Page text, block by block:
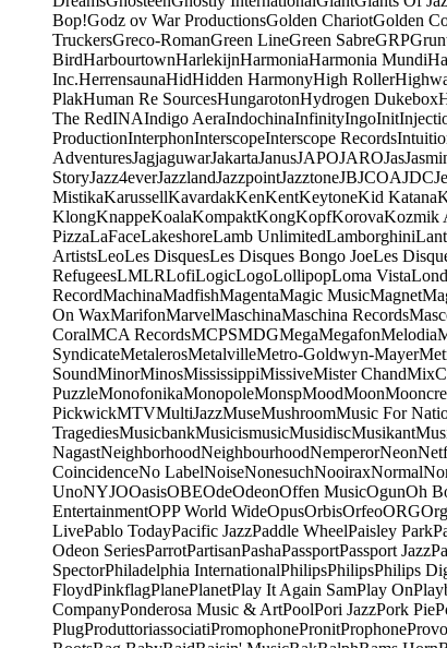
Bop!Godz ov War ProductionsGolden ChariotGolden
TruckersGreco-RomanGreen LineGreen SabreGRP
BirdHarbourtownHarlekijnHarmoniaHarmonia Mundi
Inc.HerrensaunaHidHidden HarmonyHigh Roller
PlakHuman Re SourcesHungarotonHydrogen Dukebox
The RedINAIndigo AeraIndochinaInfinityIngoInit
ProductionInterphonInterscopeInterscope Records
AdventuresJagjaguwarJakartaJanusJAPOJAROJas
StoryJazz4everJazzlandJazzpointJazztoneJBJCOAJDC
MistikaKarussellKavardakKenKentKeytoneKid Katana
KlongKnappeKoalaKompaktKongKopfKorovaKozmik
PizzaLaFaceLakeshoreLamb UnlimitedLamborghini
ArtistsLeoLes DisquesLes Disques Bongo JoeLes
RefugeesLMLRLofiLogicLogoLollipopLoma Vista
RecordMachinaMadfishMagentaMagic MusicMagnet
On WaxMarifonMarvelMaschinaMaschina Records
CoralMCA RecordsMCPSMDGMegaMegafonMelodia
SyndicateMetalerosMetalvilleMetro-Goldwyn-Mayer
SoundMinorMinosMississippiMissiveMister Chand
PuzzleMonofonikaMonopoleMonspMoodMoon
PickwickMTVMultiJazzMuseMushroomMusic For
TragediesMusicbankMusicismusicMusidiscMusikant
NagastNeighborhoodNeighbourhoodNemperorNeon
CoincidenceNo LabelNoiseNonesuchNooiraxNormal
UnoNYJOOasisOBEOdeOdeonOffen MusicOgunOh
EntertainmentOPP World WideOpusOrbisOrfeoORG
LivePablo TodayPacific JazzPaddle WheelPaisley Park
Odeon SeriesParrotPartisanPashaPassportPassport Jazz
SpectorPhiladelphia InternationalPhilipsPhilipsPhilips
FloydPinkflagPlanePlanetPlay It Again SamPlay On
CompanyPonderosa Music & ArtPoolPori JazzPork Pie
PlugProduttoriassociatiPromophonePronitProphone